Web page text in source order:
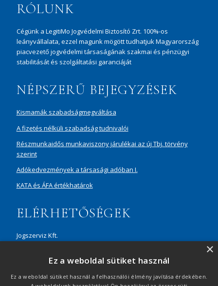
RÓLUNK
Cégünk a LegitiMo Jogvédelmi Biztosító Zrt. 100%-os
leányvállalata, ezzel magunk mögött tudhatjuk Magyarország
piacvezető jogvédelmi társaságának szakmai és pénzügyi
stabilitását és szolgáltatási garanciáját
NÉPSZERŰ BEJEGYZÉSEK
Kismamák szabadságmegváltása
A fizetés nélküli szabadság tudnivalói
Részmunkaidős munkaviszony járulékai az új Tbj. törvény
szerint
Adókedvezmények a társasági adóban I.
KATA és ÁFA értékhatárok
ELÉRHETŐSÉGEK
Jogszerviz Kft.
+36 20 429 0716
×
Ez a weboldal sütiket használ
Ez a weboldal sütiket használ a felhasználói élmény javítása érdekében.